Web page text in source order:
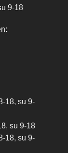
9-18
18, su 9-
su 9-18
18, su 9-